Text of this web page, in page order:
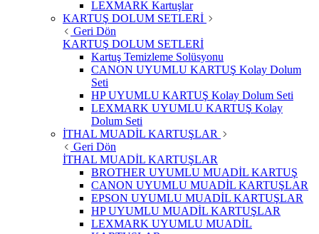
LEXMARK Kartuşlar
KARTUŞ DOLUM SETLERİ
Geri Dön
KARTUŞ DOLUM SETLERİ
Kartuş Temizleme Solüsyonu
CANON UYUMLU KARTUŞ Kolay Dolum
Seti
HP UYUMLU KARTUŞ Kolay Dolum Seti
LEXMARK UYUMLU KARTUŞ Kolay
Dolum Seti
İTHAL MUADİL KARTUŞLAR
Geri Dön
İTHAL MUADİL KARTUŞLAR
BROTHER UYUMLU MUADİL KARTUŞ
CANON UYUMLU MUADİL KARTUŞLAR
EPSON UYUMLU MUADİL KARTUŞLAR
HP UYUMLU MUADİL KARTUŞLAR
LEXMARK UYUMLU MUADİL